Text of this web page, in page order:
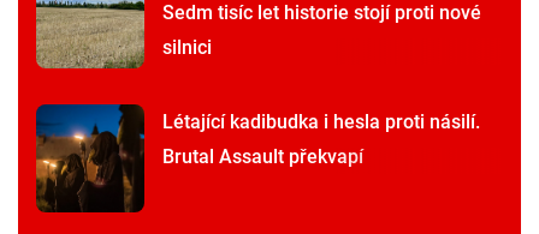
Sedm tisíc let historie stojí proti nové
silnici
Létající kadibudka i hesla proti násilí.
Brutal Assault překvapí